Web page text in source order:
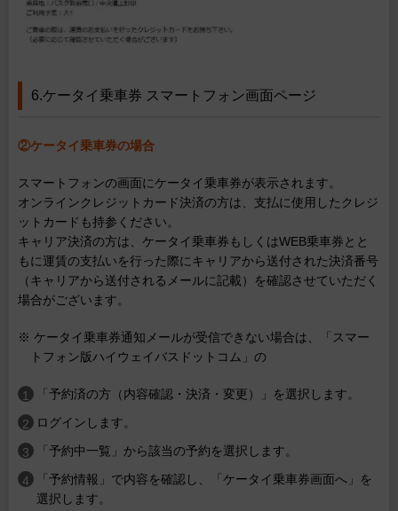
6.ケータイ乗車券 スマートフォン画面ページ
②ケータイ乗車券の場合
スマートフォンの画面にケータイ乗車券が表示されます。
オンラインクレジットカード決済の方は、支払に使用したクレジ
ットカードも持参ください。
キャリア決済の方は、ケータイ乗車券もしくはWEB乗車券とと
もに運賃の支払いを行った際にキャリアから送付された決済番号
（キャリアから送付されるメールに記載）を確認させていただく
場合がございます。
※ ケータイ乗車券通知メールが受信できない場合は、「スマー
トフォン版ハイウェイバスドットコム」の
「予約済の方（内容確認・決済・変更）」を選択します。
ログインします。
「予約中一覧」から該当の予約を選択します。
「予約情報」で内容を確認し、「ケータイ乗車券画面へ」を
選択します。